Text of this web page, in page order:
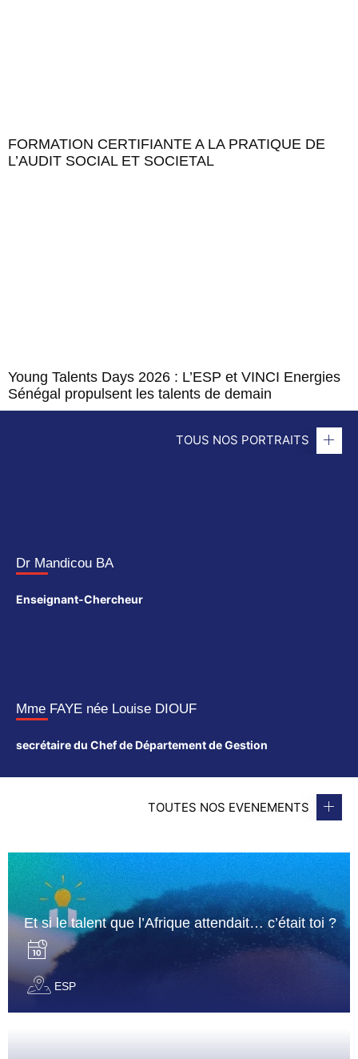
FORMATION CERTIFIANTE A LA PRATIQUE DE
L’AUDIT SOCIAL ET SOCIETAL
Young Talents Days 2026 : L’ESP et VINCI Energies
Sénégal propulsent les talents de demain
TOUS NOS PORTRAITS
Dr Mandicou BA
Enseignant-Chercheur
Mme FAYE née Louise DIOUF
secrétaire du Chef de Département de Gestion
TOUTES NOS EVENEMENTS
Et si le talent que l’Afrique attendait… c’était toi ?
ESP